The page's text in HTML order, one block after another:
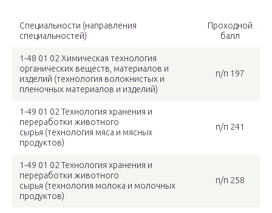
Специальности (направления
специальностей)
Проходной
балл
1-48 01 02 Химическая технология
органических веществ, материалов и
изделий (технология волокнистых и
пленочных материалов и изделий)
п/п 197
1-49 01 02 Технология хранения и
переработки животного
сырья (технология мяса и мясных
продуктов)
п/п 241
1-49 01 02 Технология хранения и
переработки животного
сырья (технология молока и молочных
продуктов)
п/п 258